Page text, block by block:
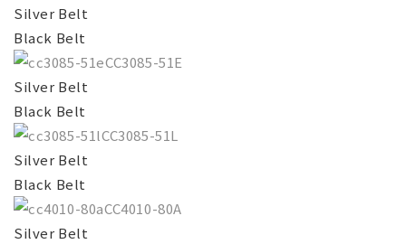
Silver Belt
Black Belt
CC3085-51E
Silver Belt
Black Belt
CC3085-51L
Silver Belt
Black Belt
CC4010-80A
Silver Belt